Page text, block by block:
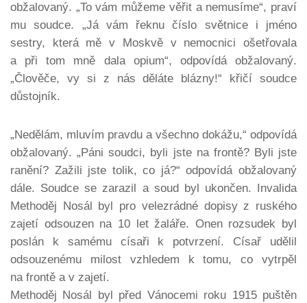
obžalovaný. „To vám můžeme věřit a nemusíme“, praví
mu soudce. „Já vám řeknu číslo světnice i jméno
sestry, která mě v Moskvě v nemocnici ošetřovala
a při tom mně dala opium“, odpovídá obžalovaný.
„Člověče, vy si z nás děláte blázny!“ křičí soudce
důstojník.
„Nedělám, mluvím pravdu a všechno dokážu,“ odpovídá
obžalovaný. „Páni soudci, byli jste na frontě? Byli jste
ranění? Zažili jste tolik, co já?“ odpovídá obžalovaný
dále. Soudce se zarazil a soud byl ukončen. Invalida
Methoděj Nosál byl pro velezrádné dopisy z ruského
zajetí odsouzen na 10 let žaláře. Onen rozsudek byl
poslán k samému císaři k potvrzení. Císař udělil
odsouzenému milost vzhledem k tomu, co vytrpěl
na frontě a v zajetí.
Methoděj Nosál byl před Vánocemi roku 1915 puštěn